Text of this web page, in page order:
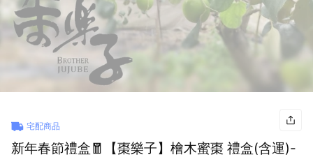
宅配商品
新年春節禮盒🧧【棗樂子】檜木蜜棗 禮盒(含運)-